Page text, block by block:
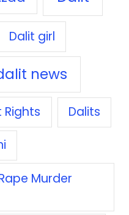
Dalit girl
news
Rights Dalits
Murder